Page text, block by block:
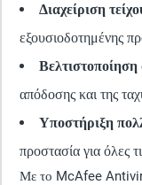
Διαχείριση
εξουσιοδοτημένης
απόδοσης και της
Υποστήριξη
προστασία για όλες
Με το McAfee